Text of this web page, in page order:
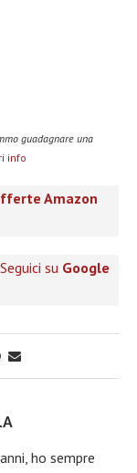
guadagnare una
info
Amazon
Seguici su Google
ho sempre